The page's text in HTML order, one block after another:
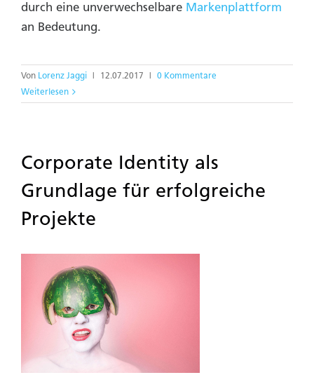
durch eine unverwechselbare Markenplattform
an Bedeutung.
Von Lorenz Jaggi 12.07.2017
0 Kommentare
Weiterlesen
Corporate Identity als
Grundlage für erfolgreiche
Projekte